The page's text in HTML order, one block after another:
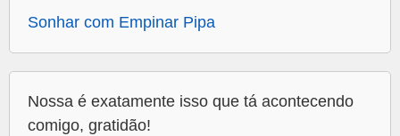
Sonhar com Empinar Pipa
Nossa é exatamente isso que tá acontecendo
comigo, gratidão!